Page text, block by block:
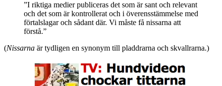
”I riktiga medier publiceras det som är sant och relevant
och det som är kontrollerat och i överensstämmelse med
förtalslagar och sådant där. Vi måste få nissarna att
förstå.”
(Nissarna är tydligen en synonym till pladdrarna och skvallrarna.)